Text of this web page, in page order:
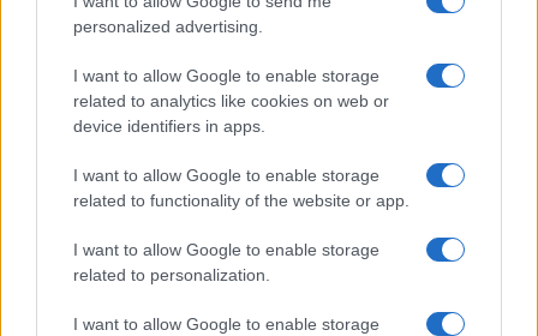
personalized advertising.
I want to allow Google to enable storage
related to analytics like cookies on web or
device identifiers in apps.
I want to allow Google to enable storage
related to functionality of the website or app.
I want to allow Google to enable storage
related to personalization.
I want to allow Google to enable storage